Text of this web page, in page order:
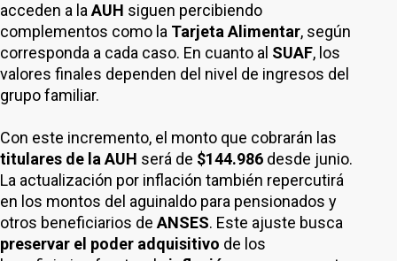
acceden a la AUH siguen percibiendo
complementos como la Tarjeta Alimentar, según
corresponda a cada caso. En cuanto al SUAF, los
valores finales dependen del nivel de ingresos del
grupo familiar.
Con este incremento, el monto que cobrarán las
titulares de la AUH será de $144.986 desde junio.
La actualización por inflación también repercutirá
en los montos del aguinaldo para pensionados y
otros beneficiarios de ANSES. Este ajuste busca
preservar el poder adquisitivo de los